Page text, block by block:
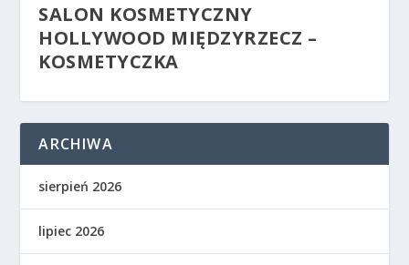
SALON KOSMETYCZNY
HOLLYWOOD MIĘDZYRZECZ –
KOSMETYCZKA
ARCHIWA
sierpień 2026
lipiec 2026